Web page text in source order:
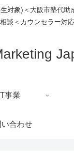
象)＜大阪市塾代
談＜カウンセラー
IT事業
い合わせ